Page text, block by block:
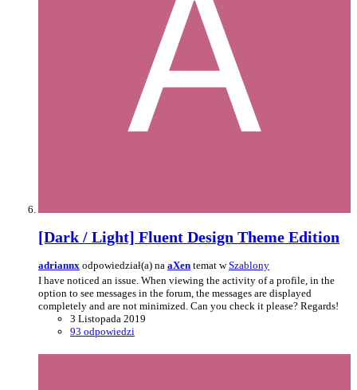
[Dark / Light] Fluent Design Theme Edition
adriannx odpowiedział(a) na aXen temat wSzablony
I have noticed an issue. When viewing the activity of a profile, in the
option to see messages in the forum, the messages are displayed
completely and are not minimized. Can you check it please? Regards!
3 Listopada 2019
93 odpowiedzi